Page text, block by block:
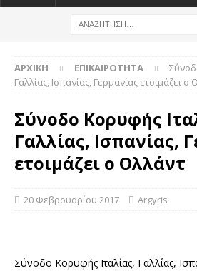
ΑΡΧΙΚΉ ΕΠΙΚΑΙΡΌΤΗΤΑ
Γαλλίας, Ισπανίας, Γερμανίας ετοιμάζει ο
Σύνοδο Κορυφής
Γαλλίας, Ισπανίας,
ετοιμάζει ο Ολλάντ
20 Φεβρουαρίου 2017 Argyris
Σύνοδο Κορυφής Ιταλίας, Γαλλίας,